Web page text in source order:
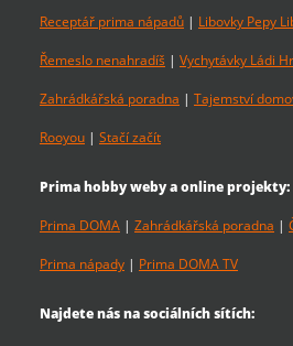
Receptář prima nápadů | Libovky Pepy
Řemeslo nenahradíš | Vychytávky Ládi
Zahrádkářská poradna | Tajemství
Rooyou | Stačí začít
Prima hobby weby a online projekty:
Prima DOMA | Zahrádkářská poradna |
Prima nápady | Prima DOMA TV
Najdete nás na sociálních sítích: